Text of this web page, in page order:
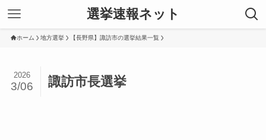
選挙速報ネット
ホーム 地方選挙 【長野県】諏訪市の選挙結果一覧
諏訪市長選挙
2026
3/06